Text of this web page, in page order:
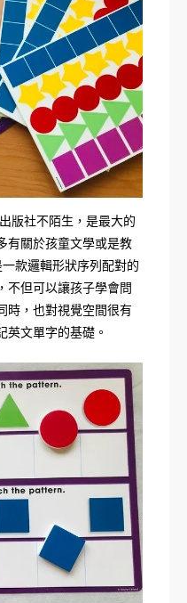
版社不陌生，是最大的
有關於孩童文學或是教
款邏輯形狀序列配對的
不但可以讓孩子學會問
時，也對視覺空間很有
英文單字的基礎。